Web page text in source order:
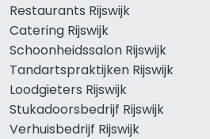
Restaurants Rijswijk
Catering Rijswijk
Schoonheidssalon Rijswijk
Tandartspraktijken Rijswijk
Loodgieters Rijswijk
Stukadoorsbedrijf Rijswijk
Verhuisbedrijf Rijswijk